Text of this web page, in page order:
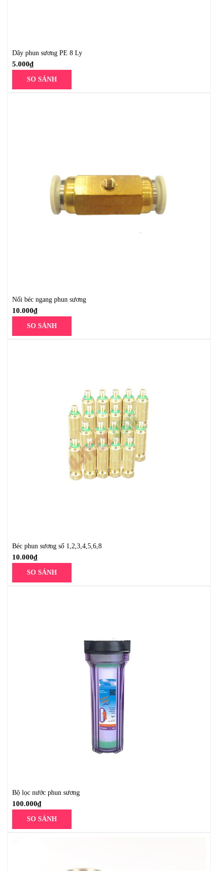
Dây phun sương PE 8 Ly
5.000₫
SO SÁNH
Nối béc ngang phun sương
10.000₫
SO SÁNH
Béc phun sương số 1,2,3,4,5,6,8
10.000₫
SO SÁNH
Bộ lọc nước phun sương
100.000₫
SO SÁNH